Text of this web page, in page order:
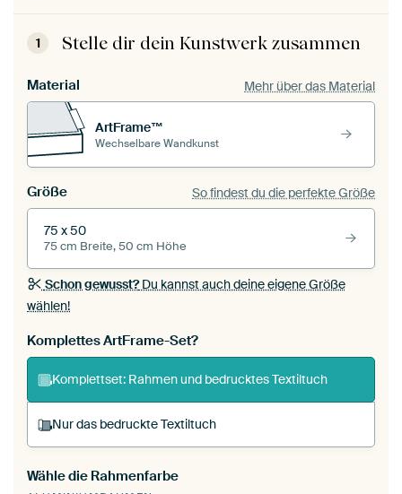
1 Stelle dir dein Kunstwerk zusammen
Material Mehr über das Material
ArtFrame™
Wechselbare Wandkunst
Größe So findest du die perfekte Größe
75 x 50
75 cm Breite, 50 cm Höhe
Schon gewusst?Du kannst auch deine eigene Größe
wählen!
Komplettes ArtFrame-Set?
Komplettset: Rahmen und bedrucktes Textiltuch
Nur das bedruckte Textiltuch
Du spannst einen wechselbaren Textiltuch in
Wähle die Rahmenfarbe